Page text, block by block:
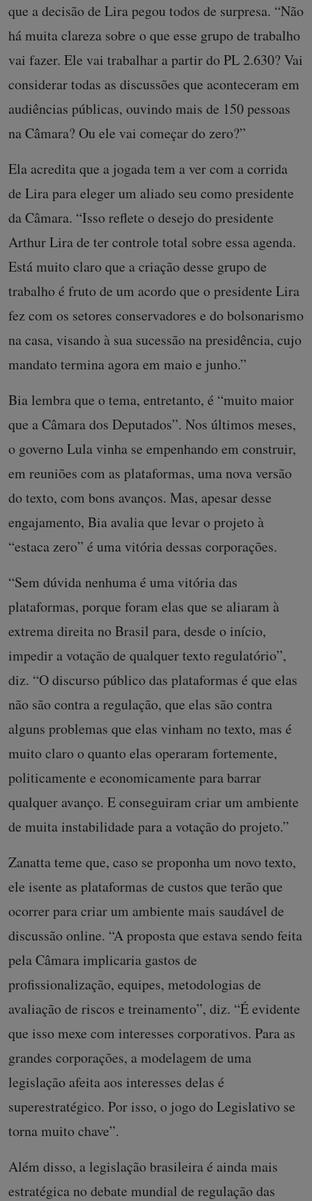
que a decisão de Lira pegou todos de surpresa. “Não
há muita clareza sobre o que esse grupo de trabalho
vai fazer. Ele vai trabalhar a partir do PL 2.630? Vai
considerar todas as discussões que aconteceram em
audiências públicas, ouvindo mais de 150 pessoas
na Câmara? Ou ele vai começar do zero?”
Ela acredita que a jogada tem a ver com a corrida
de Lira para eleger um aliado seu como presidente
da Câmara. “Isso reflete o desejo do presidente
Arthur Lira de ter controle total sobre essa agenda.
Está muito claro que a criação desse grupo de
trabalho é fruto de um acordo que o presidente Lira
fez com os setores conservadores e do bolsonarismo
na casa, visando à sua sucessão na presidência, cujo
mandato termina agora em maio e junho.”
Bia lembra que o tema, entretanto, é “muito maior
que a Câmara dos Deputados”. Nos últimos meses,
o governo Lula vinha se empenhando em construir,
em reuniões com as plataformas, uma nova versão
do texto, com bons avanços. Mas, apesar desse
engajamento, Bia avalia que levar o projeto à
“estaca zero” é uma vitória dessas corporações.
“Sem dúvida nenhuma é uma vitória das
plataformas, porque foram elas que se aliaram à
extrema direita no Brasil para, desde o início,
impedir a votação de qualquer texto regulatório”,
diz. “O discurso público das plataformas é que elas
não são contra a regulação, que elas são contra
alguns problemas que elas vinham no texto, mas é
muito claro o quanto elas operaram fortemente,
politicamente e economicamente para barrar
qualquer avanço. E conseguiram criar um ambiente
de muita instabilidade para a votação do projeto.”
Zanatta teme que, caso se proponha um novo texto,
ele isente as plataformas de custos que terão que
ocorrer para criar um ambiente mais saudável de
discussão online. “A proposta que estava sendo feita
pela Câmara implicaria gastos de
profissionalização, equipes, metodologias de
avaliação de riscos e treinamento”, diz. “É evidente
que isso mexe com interesses corporativos. Para as
grandes corporações, a modelagem de uma
legislação afeita aos interesses delas é
superestratégico. Por isso, o jogo do Legislativo se
torna muito chave”.
Além disso, a legislação brasileira é ainda mais
estratégica no debate mundial de regulação das